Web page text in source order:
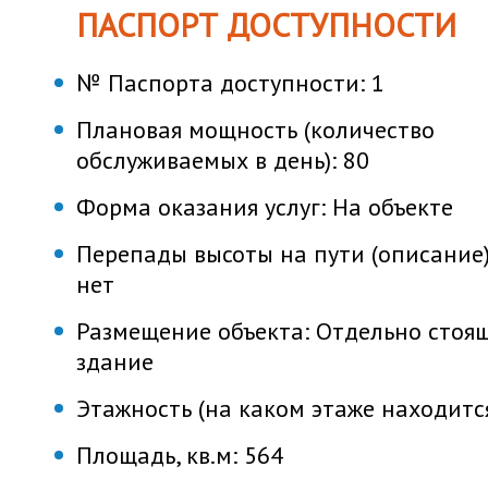
ПАСПОРТ ДОСТУПНОСТИ
№ Паспорта доступности: 1
Плановая мощность (количество
обслуживаемых в день): 80
Форма оказания услуг: На объекте
Перепады высоты на пути
нет
Размещение объекта: Отдельно
здание
Этажность (на каком этаже
Площадь, кв.м: 564